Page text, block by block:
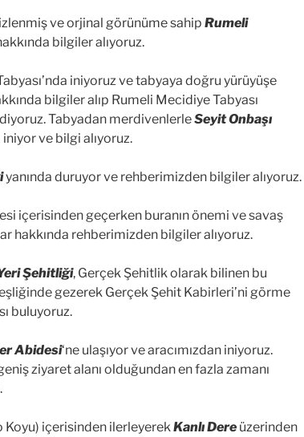
ve orjinal görünüme sahip Rumeli
bilgiler alıyoruz.
iniyoruz ve tabyaya doğru yürüyüşe
bilgiler alıp Rumeli Mecidiye Tabyası
Tabyadan merdivenlerleSeyit Onbaşı
iniyor ve bilgi alıyoruz.
yanında duruyor ve rehberimizden bilgiler alıyoruz.
içerisinden geçerken buranın önemi ve savaş
hakkında rehberimizden bilgiler alıyoruz.
Şehitliği, Gerçek Şehitlik olarak bilinen bu
gezerek Gerçek Şehit Kabirleri’ni görme
buluyoruz.
Abidesi‘ne ulaşıyor ve aracımızdan iniyoruz.
ziyaret alanı olduğundan en fazla zamanı
Koyu) içerisinden ilerleyerek Kanlı Dere üzerinden